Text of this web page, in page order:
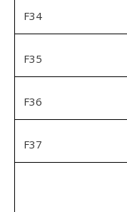
F34
F35
F36
F37